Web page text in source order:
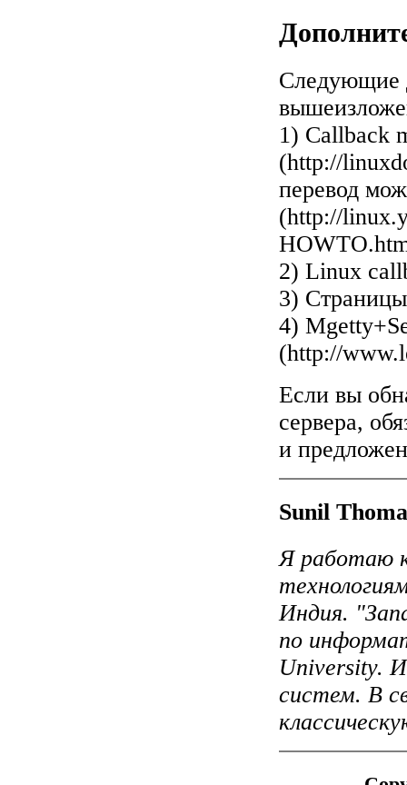
Следующие
1) Callback
(http://
перевод
(http://
2)Linux
3) Страницы
4)
(http://
Если вы
сервера,
и
Sunil
Я работаю
Индия.
по
University.
систем. В